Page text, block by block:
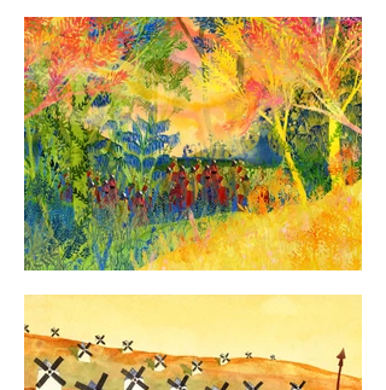
décloisonner le milieu de la
musique classique, et à
réinstaurer un lien décomplexé
avec ce répertoire, qui nous
apparaît comme étant un
précieux et vaste patrimoine
commun. Le développement du
concert illustré s’inscrit dans ce
contexte.